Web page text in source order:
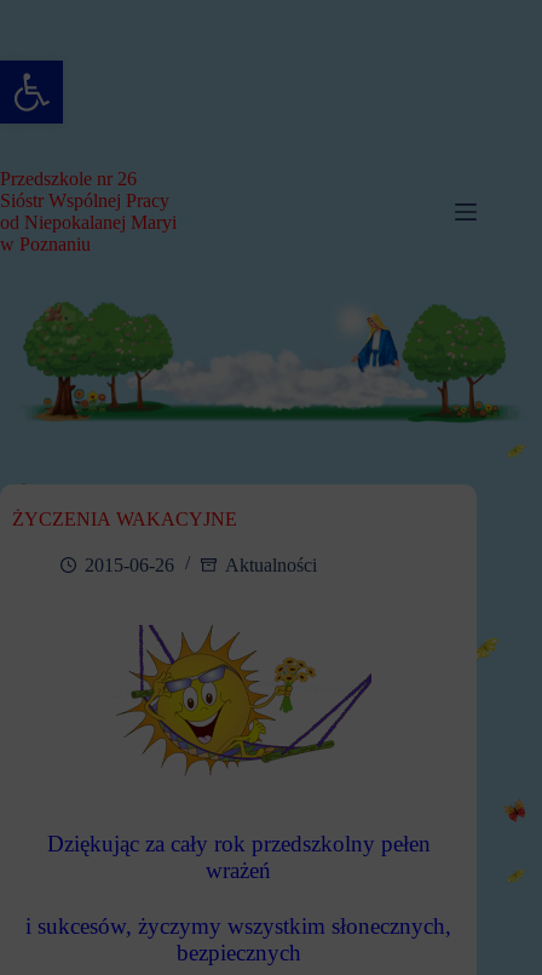
Otwórz pasek narzędzi
Przedszkole nr 26
Sióstr Wspólnej Pracy
od Niepokalanej Maryi
w Poznaniu
ŻYCZENIA WAKACYJNE
2015-06-26 Aktualności
Dziękując za cały rok przedszkolny pełen
wrażeń
i sukcesów, życzymy wszystkim słonecznych,
bezpiecznych